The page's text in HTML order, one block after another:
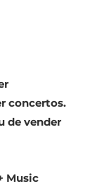
concertos.
de vender
Music